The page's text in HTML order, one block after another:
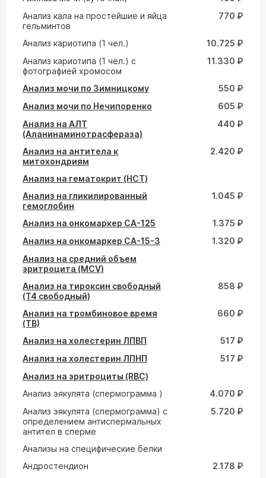
Анализ кала на простейшие и яйца
гельминтов
770 ₽
Анализ кариотипа (1 чел.)
10.725 ₽
Анализ кариотипа (1 чел.) с
фотографией хромосом
11.330 ₽
Анализ мочи по Зимницкому
550 ₽
Анализ мочи по Нечипоренко
605 ₽
Анализ на АЛТ
(Аланинаминотрасфераза)
440 ₽
Анализ на антитела к
митохондриям
2.420 ₽
Анализ на гематокрит (HCT)
Анализ на гликилированный
гемоглобин
1.045 ₽
Анализ на онкомаркер СА-125
1.375 ₽
Анализ на онкомаркер СА-15-3
1.320 ₽
Анализ на средний объем
эритроцита (MCV)
Анализ на тироксин свободный
(Т4 свободный)
858 ₽
Анализ на тромбиновое время
(ТВ)
660 ₽
Анализ на холестерин ЛПВП
517 ₽
Анализ на холестерин ЛПНП
517 ₽
Анализ на эритроциты (RBC)
Анализ эякулята (спермограмма )
4.070 ₽
Анализ эякулята (спермограмма) с
определением антиспермальных
антител в сперме
5.720 ₽
Анализы на специфические белки
Андростендион
2.178 ₽